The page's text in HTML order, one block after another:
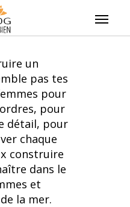
un
pas tes
pour
pour
détail, pour
chaque
construire
dans le
et
la mer.